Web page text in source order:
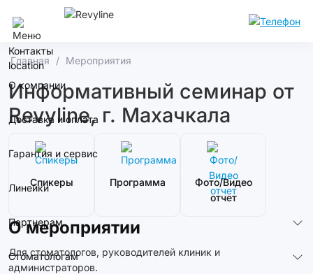
Контакты
О компании
Доставка и оплата
Гарантия и сервис
Линейки
Партнерам
Стоматологам
Главная Мероприятия
Информативный семинар от
Revyline, г. Махачкала
Спикеры Программа
Фото/Видео
отчет
О мероприятии
Для стоматологов, руководителей клиник и
администраторов.